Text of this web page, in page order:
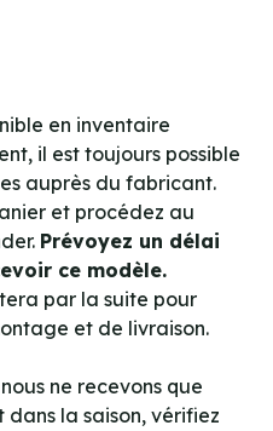
en inventaire
il est toujours possible
auprès du fabricant.
et procédez au
Prévoyez un délai
ce modèle.
par la suite pour
et de livraison.
ne recevons que
la saison, vérifiez